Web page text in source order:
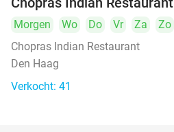
food
Morgen Wo Do Vr Za
Zo
Chopras Indian Restaurant
Den Haag
Verkocht: 41